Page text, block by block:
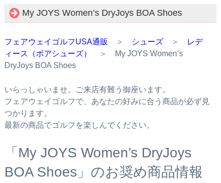
My JOYS Women’s DryJoys BOA Shoes
フェアウェイゴルフUSA通販 ＞ シューズ＞
レデ
ィース（ボアシューズ）
＞ My JOYS Women’s
DryJoys BOA Shoes
いらっしゃいませ。ご来店有難う御座います。
フェアウェイゴルフで、あなたの好みに合う商品が必ず見
つかります。
最新の商品でゴルフを楽しんでください。
「My JOYS Women’s DryJoys
BOA Shoes」のお奨め商品情報